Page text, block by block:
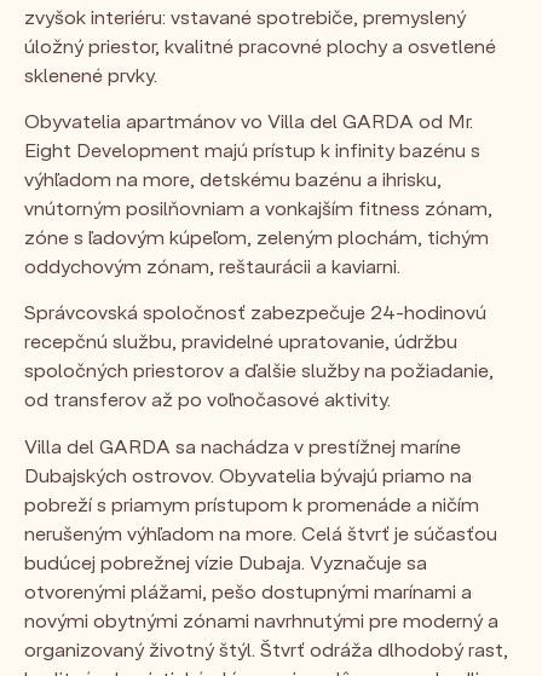
zvyšok interiéru: vstavané spotrebiče, premyslený
úložný priestor, kvalitné pracovné plochy a osvetlené
sklenené prvky.
Obyvatelia apartmánov vo Villa del GARDA od Mr.
Eight Development majú prístup k infinity bazénu s
výhľadom na more, detskému bazénu a ihrisku,
vnútorným posilňovniam a vonkajším fitness zónam,
zóne s ľadovým kúpeľom, zeleným plochám, tichým
oddychovým zónam, reštaurácii a kaviarni.
Správcovská spoločnosť zabezpečuje 24-hodinovú
recepčnú službu, pravidelné upratovanie, údržbu
spoločných priestorov a ďalšie služby na požiadanie,
od transferov až po voľnočasové aktivity.
Villa del GARDA sa nachádza v prestížnej maríne
Dubajských ostrovov. Obyvatelia bývajú priamo na
pobreží s priamym prístupom k promenáde a ničím
nerušeným výhľadom na more. Celá štvrť je súčasťou
budúcej pobrežnej vízie Dubaja. Vyznačuje sa
otvorenými plážami, pešo dostupnými marínami a
novými obytnými zónami navrhnutými pre moderný a
organizovaný životný štýl. Štvrť odráža dlhodobý rast,